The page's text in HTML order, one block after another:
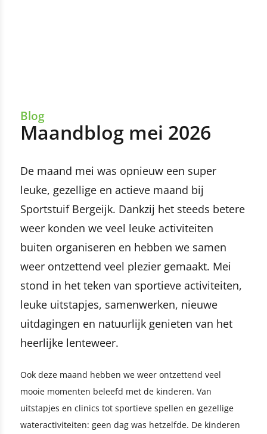
Blog
Maandblog mei 2026
De maand mei was opnieuw een super
leuke, gezellige en actieve maand bij
Sportstuif Bergeijk. Dankzij het steeds betere
weer konden we veel leuke activiteiten
buiten organiseren en hebben we samen
weer ontzettend veel plezier gemaakt. Mei
stond in het teken van sportieve activiteiten,
leuke uitstapjes, samenwerken, nieuwe
uitdagingen en natuurlijk genieten van het
heerlijke lenteweer.
Ook deze maand hebben we weer ontzettend veel
mooie momenten beleefd met de kinderen. Van
uitstapjes en clinics tot sportieve spellen en gezellige
wateractiviteiten: geen dag was hetzelfde. De kinderen